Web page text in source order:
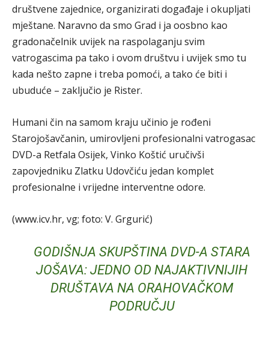
društvene zajednice, organizirati događaje i okupljati
mještane. Naravno da smo Grad i ja oosbno kao
gradonačelnik uvijek na raspolaganju svim
vatrogascima pa tako i ovom društvu i uvijek smo tu
kada nešto zapne i treba pomoći, a tako će biti i
ubuduće – zaključio je Rister.
Humani čin na samom kraju učinio je rođeni
Starojošavčanin, umirovljeni profesionalni vatrogasac
DVD-a Retfala Osijek, Vinko Koštić uručivši
zapovjedniku Zlatku Udovčiću jedan komplet
profesionalne i vrijedne interventne odore.
(www.icv.hr, vg; foto: V. Grgurić)
GODIŠNJA SKUPŠTINA DVD-A STARA
JOŠAVA: JEDNO OD NAJAKTIVNIJIH
DRUŠTAVA NA ORAHOVAČKOM
PODRUČJU